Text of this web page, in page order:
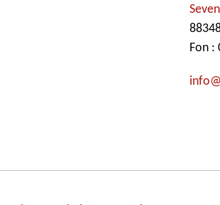
Fon :